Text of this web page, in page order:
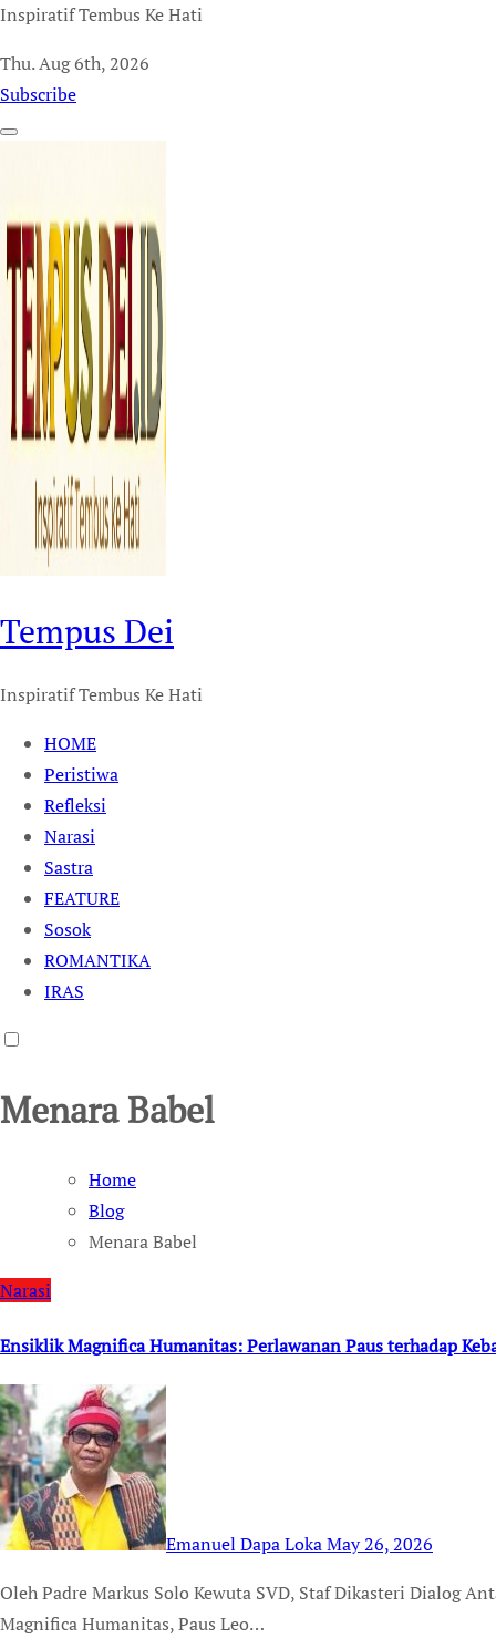
Inspiratif Tembus Ke Hati
Thu. Aug 6th, 2026
Subscribe
Tempus Dei
Inspiratif Tembus Ke Hati
HOME
Peristiwa
Refleksi
Narasi
Sastra
FEATURE
Sosok
ROMANTIKA
IRAS
Menara Babel
Home
Blog
Menara Babel
Narasi
Ensiklik Magnifica Humanitas: Perlawanan Paus terhadap
Emanuel Dapa LokaMay 26, 2026
Oleh Padre Markus Solo Kewuta SVD, Staf Dikasteri Dialog Antaragama Vatikan Dalam ensiklik pertamanya,
Magnifica Humanitas, Paus Leo…